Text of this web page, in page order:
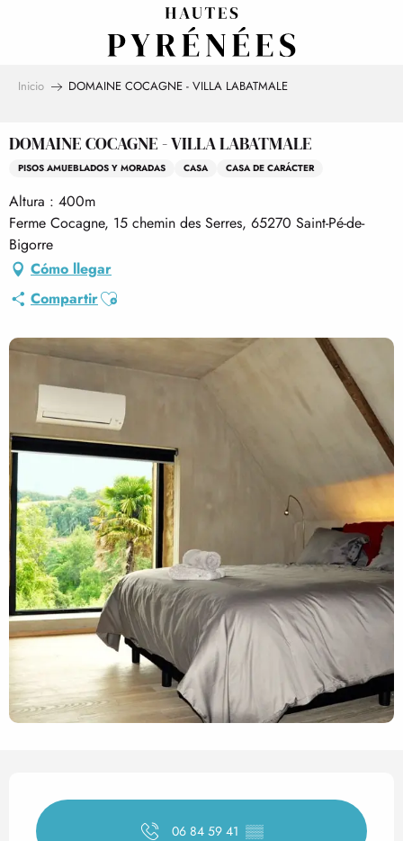
Inicio DOMAINE COCAGNE - VILLA LABATMALE
DOMAINE COCAGNE - VILLA LABATMALE
PISOS AMUEBLADOS Y MORADAS CASA CASA DE CARÁCTER
Altura : 400m
Ferme Cocagne, 15 chemin des Serres, 65270 Saint-Pé-de-
Bigorre
Cómo llegar
CompartirAjouter aux favoris
Horarios y datos de
06 84 59 41 ▒▒